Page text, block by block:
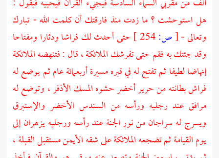
هل استوحشت ؟ ما زدت منذ فارقتك أن كلمت الله - تبارك
وتعالى -[ص:
حتى أحدث لك فراشا ودثارا ومفتاحا
وقد جئتك به فقم حتى تفرشك الملائكة ، قال : فتنهضه الملائكة
إنهاضا لطيفا ثم تفتح له في قبره مسيرة أربعمائة عام ثم يوضع له
فراش بطانته من حرير أخضر حشوه المسك الأذفر ، وتوضع له
مرافق عند رجليه ورأسه من السندس الأخضر والإستبرق
ويسرج له سراجان من نور الجنة عند رأسه ورجليه يزهران إلى
يوم القيامة ثم تضجعه الملائكة على شقه الأيمن مستقبل القبلة ،